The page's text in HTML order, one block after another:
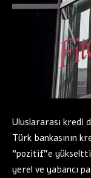
Uluslararası kredi
Türk bankasının
“pozitif”e
yerel ve yabancı